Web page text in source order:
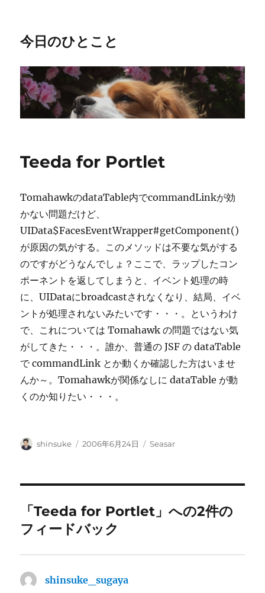
今日のひとこと
Teeda for Portlet
TomahawkのdataTable内でcommandLinkが効
かない問題だけど、
UIData$FacesEventWrapper#getComponent()
が原因の気がする。このメソッドは不要な気がする
のですがどうなんでしょ？ここで、ラップしたコン
ポーネントを返してしまうと、イベント処理の時
に、UIDataにbroadcastされなくなり、結局、イベ
ントが処理されないみたいです・・・。というわけ
で、これについては Tomahawk の問題ではない気
がしてきた・・・。誰か、普通の JSF の dataTable
で commandLink とか動くか確認した方はいませ
んか～。Tomahawkが関係なしに dataTable が動
くのか知りたい・・・。
投
shinsuke
投
2006年6月24日
カ
Seasar
「Teeda for Portlet」への2件の
フィードバック
shinsuke_sugaya